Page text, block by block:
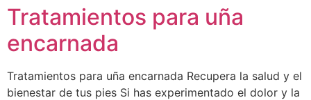
Tratamientos para uña
encarnada
Tratamientos para uña encarnada Recupera la salud y el
bienestar de tus pies Si has experimentado el dolor y la